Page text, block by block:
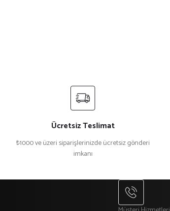
Ücretsiz Teslimat
₺1000 ve üzeri siparişlerinizde ücretsiz gönderi
imkanı